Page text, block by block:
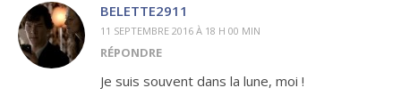
BELETTE2911
11 SEPTEMBRE 2016 À 18 H 00 MIN
RÉPONDRE
Je suis souvent dans la lune, moi !